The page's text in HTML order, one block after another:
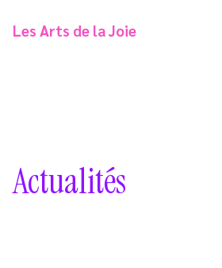
Les Arts de la Joie
Actualités